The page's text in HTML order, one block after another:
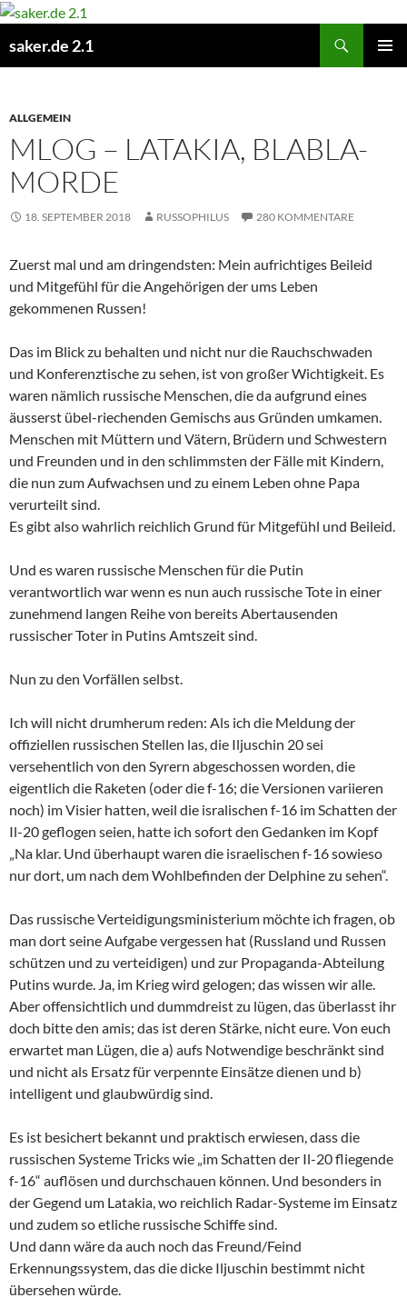
Zum
springen
saker.de 2.1
ALLGEMEIN
MLOG – LATAKIA, BLABLA-
MORDE
18. SEPTEMBER 2018 RUSSOPHILUS 280 KOMMENTARE
Zuerst mal und am dringendsten: Mein aufrichtiges Beileid
und Mitgefühl für die Angehörigen der ums Leben
gekommenen Russen!
Das im Blick zu behalten und nicht nur die Rauchschwaden
und Konferenztische zu sehen, ist von großer Wichtigkeit. Es
waren nämlich russische Menschen, die da aufgrund eines
äusserst übel-riechenden Gemischs aus Gründen umkamen.
Menschen mit Müttern und Vätern, Brüdern und Schwestern
und Freunden und in den schlimmsten der Fälle mit Kindern,
die nun zum Aufwachsen und zu einem Leben ohne Papa
verurteilt sind.
Es gibt also wahrlich reichlich Grund für Mitgefühl und Beileid.
Und es waren russische Menschen für die Putin
verantwortlich war wenn es nun auch russische Tote in einer
zunehmend langen Reihe von bereits Abertausenden
russischer Toter in Putins Amtszeit sind.
Nun zu den Vorfällen selbst.
Ich will nicht drumherum reden: Als ich die Meldung der
offiziellen russischen Stellen las, die Iljuschin 20 sei
versehentlich von den Syrern abgeschossen worden, die
eigentlich die Raketen (oder die f-16; die Versionen variieren
noch) im Visier hatten, weil die isralischen f-16 im Schatten der
Il-20 geflogen seien, hatte ich sofort den Gedanken im Kopf
„Na klar. Und überhaupt waren die israelischen f-16 sowieso
nur dort, um nach dem Wohlbefinden der Delphine zu sehen“.
Das russische Verteidigungsministerium möchte ich fragen, ob
man dort seine Aufgabe vergessen hat (Russland und Russen
schützen und zu verteidigen) und zur Propaganda-Abteilung
Putins wurde. Ja, im Krieg wird gelogen; das wissen wir alle.
Aber offensichtlich und dummdreist zu lügen, das überlasst ihr
doch bitte den amis; das ist deren Stärke, nicht eure. Von euch
erwartet man Lügen, die a) aufs Notwendige beschränkt sind
und nicht als Ersatz für verpennte Einsätze dienen und b)
intelligent und glaubwürdig sind.
Es ist besichert bekannt und praktisch erwiesen, dass die
russischen Systeme Tricks wie „im Schatten der Il-20 fliegende
f-16“ auflösen und durchschauen können. Und besonders in
der Gegend um Latakia, wo reichlich Radar-Systeme im Einsatz
und zudem so etliche russische Schiffe sind.
Und dann wäre da auch noch das Freund/Feind
Erkennungssystem, das die dicke Iljuschin bestimmt nicht
übersehen würde.